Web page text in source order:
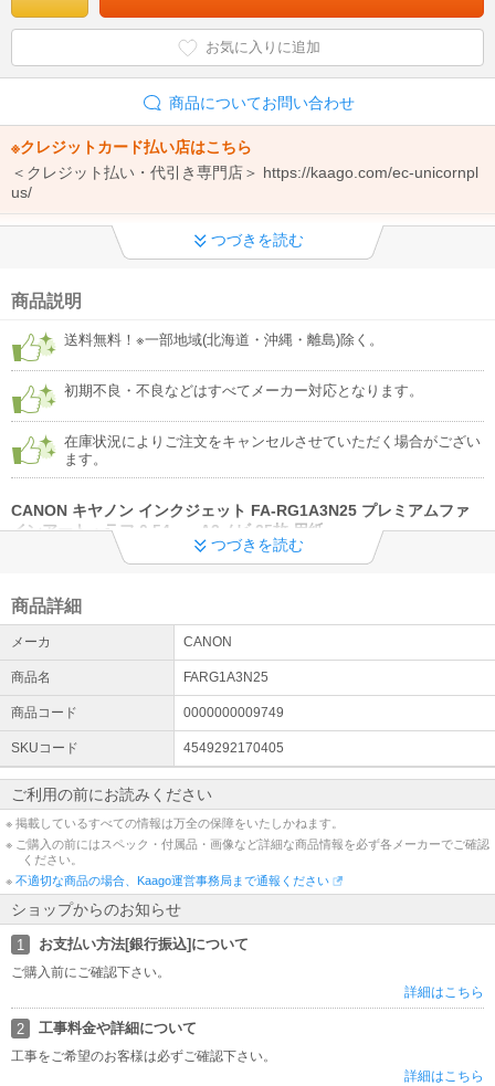
お気に入りに追加
商品についてお問い合わせ
※クレジットカード払い店はこちら
＜クレジット払い・代引き専門店＞ https://kaago.com/ec-unicornpl
us/
◆エアコンの注文前に必ずご確認ください！
ご注文からと取付工事までの流れ ・標準工事と追加工事 ・追加工事
詳細はこちら
◆工事希望のお客様への重要なお知らせ◆
施工希望者様のご登録お電話番号が繋がらない状況が多発してお
り、アポイントのお電話ができない事象が多発しております。 今一
度、繋がる番号（携帯電話番号）及び番号確認をお願いします。
つづきを読む
商品説明
送料無料！※一部地域(北海道・沖縄・離島)除く。
初期不良・不良などはすべてメーカー対応となります。
在庫状況によりご注文をキャンセルさせていただく場合がござい
ます。
CANON キヤノン インクジェット FA-RG1A3N25 プレミアムファ
インアート・ラフ 0.54mm A3ノビ 25枚 用紙
染料・顔料両インク対応の粗い表面が特長のファインアート紙。絵画調、アー
ト調の作品作りに最適な用紙です。
プレミアムファインアート・ラフFA-RG1は染料・顔料両インク対応の粗い表面
が特長のファインアート紙。凹凸の強いテクスチャのラフ面により、奥行き
感・立体感を実現しました。作品をプリントして額装したり、絵画を部屋に飾
るなど絵画調、アート調の作品作りに最適な用紙です。
◆ サイズ ： A3ノビ
◆ 厚さ ： 坪量：320g/m2、紙厚：0.54mm
◆ 入数 ： 25枚
◆ 印刷対応面(プリンタ用紙) ： 片面
◆ 仕様1 ： 対応プリンタ：インクジェットプリンター（染料・顔料両インク）
［対応機種］PIXUSPRO-100S、PIXUSPRO-100、PIXUSPRO-10S、PIXUSP
RO-10、PRO-S1、PRO-G1
◆ 仕様2 ： カテゴリ：アート用紙
◆ 色 ： ホワイト
※商品の詳細はメーカーページにてご確認ください。
************************************************
【ご注文前にご確認ください。】
・発送後のキャンセルはお受けできません。
・仕様変更などにより、内容が一部と異なる場合があります。予めご了承くだ
さい。
・モニター環境により、実際の商品の色合いと多少異なってみえる場合があり
つづきを読む
商品詳細
メーカ CANON
商品名 FARG1A3N25
商品コード 0000000009749
SKUコード 4549292170405
ご利用の前にお読みください
※ 掲載しているすべての情報は万全の保障をいたしかねます。
※ ご購入の前にはスペック・付属品・画像など詳細な商品情報を必ず各メーカーでご確認
ください。
※ 不適切な商品の場合、Kaago運営事務局まで通報ください
ショップからのお知らせ
1 お支払い方法[銀行振込]について
ご購入前にご確認下さい。
詳細はこちら
2 工事料金や詳細について
工事をご希望のお客様は必ずご確認下さい。
詳細はこちら